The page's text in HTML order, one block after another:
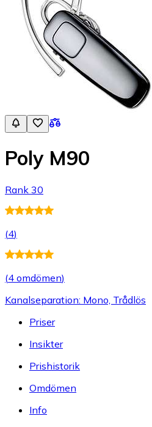
Poly M90
Rank 30
(4)
(4 omdömen)
Kanalseparation: Mono, Trådlös
Priser
Insikter
Prishistorik
Omdömen
Info